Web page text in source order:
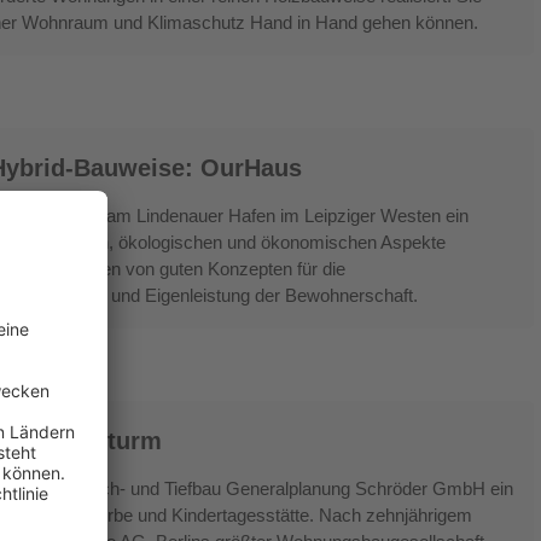
Wohnraum und Klimaschutz Hand in Hand gehen können.
Bauweise: OurHaus
Architekten am Lindenauer Hafen im Leipziger Westen ein
alle sozialen, ökologischen und ökonomischen Aspekte
Maßnahmen von guten Konzepten für die
und Eigenleistung der Bewohnerschaft.
Leuchtturm
mit der Hoch- und Tiefbau Generalplanung Schröder GmbH ein
Gewerbe und Kindertagesstätte. Nach zehnjährigem